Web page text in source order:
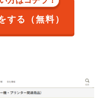
する（無料）